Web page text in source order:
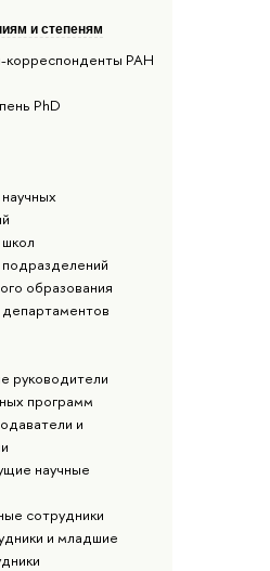
и степеням
корреспонденты РАН
PhD
образования
руководители
программ
и
научные
сотрудники
и младшие